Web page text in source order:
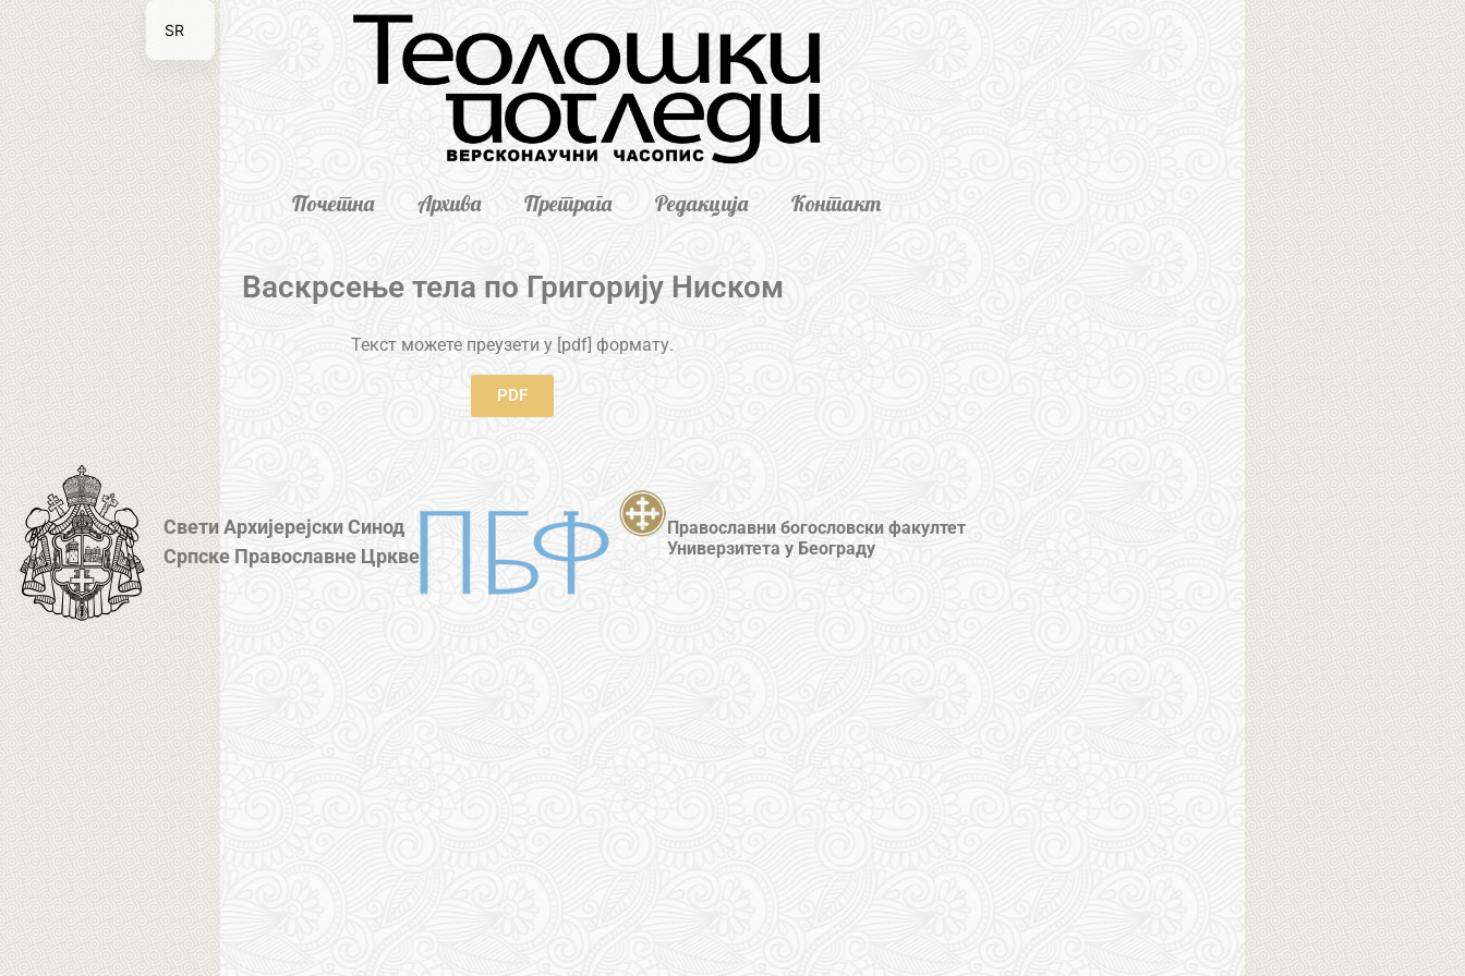
Почетна Архива Претрага Редакција Контакт
Васкрсење тела по Григорију Ниском
Текст можете преузети у [pdf] формату.
PDF
Свети Архијерејски Синод
Српске Православне Цркве
Православни богословски факултет
Универзитета у Београду
SR
EN